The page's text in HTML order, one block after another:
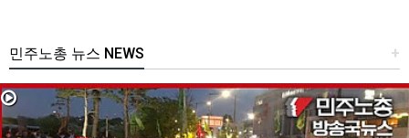
+
민주노총 뉴스 NEWS